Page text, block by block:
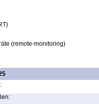
(remote-monitoring)